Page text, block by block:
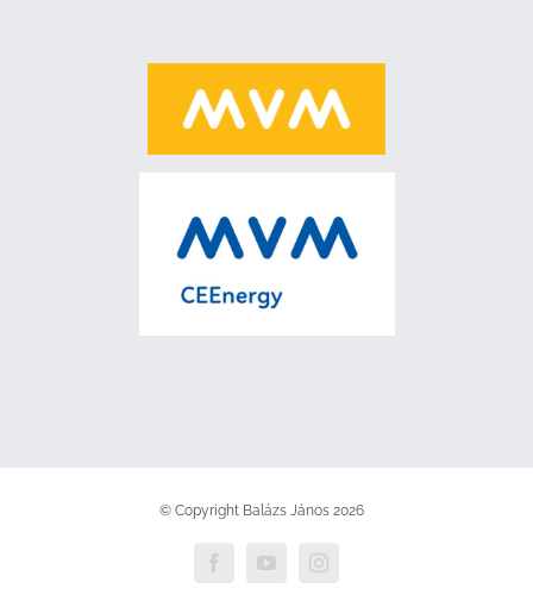
© Copyright Balázs János 2026
FacebookYouTubeInstagram